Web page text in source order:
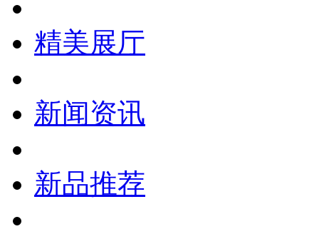
精美展厅
新闻资讯
新品推荐